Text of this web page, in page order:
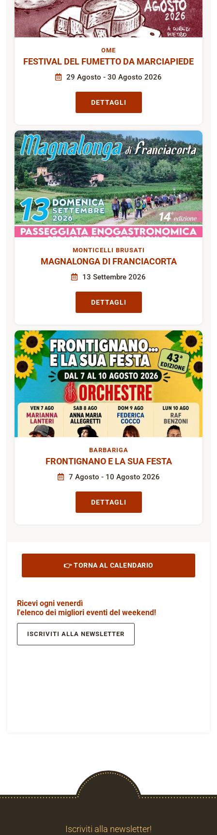
OME
FESTIVAL DEL FUMETTO DA MARCIAPIEDE
29 Agosto - 30 Agosto 2026
DETTAGLI
MONTICELLI BRUSATI
MAGNALONGA DI FRANCIACORTA
13 Settembre 2026
DETTAGLI
BARBARIGA
FRONTIGNANO E LA SUA FESTA
7 Agosto - 10 Agosto 2026
DETTAGLI
👉 TORNA AL CALENDARIO
Ricevi ogni venerdì
l'elenco dei migliori eventi del weekend!
ISCRIVITI ALLA NEWSLETTER
Iscriviti alla newsletter!